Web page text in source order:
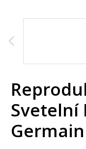
Svetelní
Germain